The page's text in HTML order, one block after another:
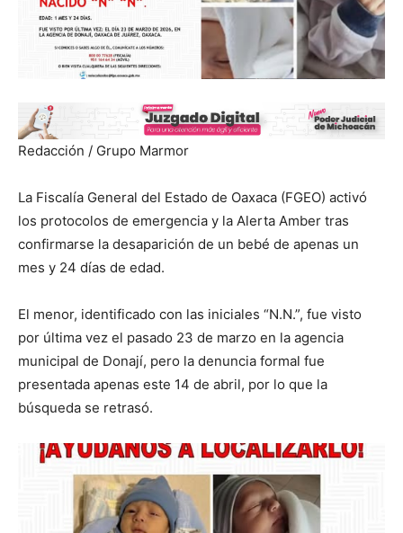
Redacción / Grupo Marmor
La Fiscalía General del Estado de Oaxaca (FGEO) activó
los protocolos de emergencia y la Alerta Amber tras
confirmarse la desaparición de un bebé de apenas un
mes y 24 días de edad.
El menor, identificado con las iniciales “N.N.”, fue visto
por última vez el pasado 23 de marzo en la agencia
municipal de Donají, pero la denuncia formal fue
presentada apenas este 14 de abril, por lo que la
búsqueda se retrasó.